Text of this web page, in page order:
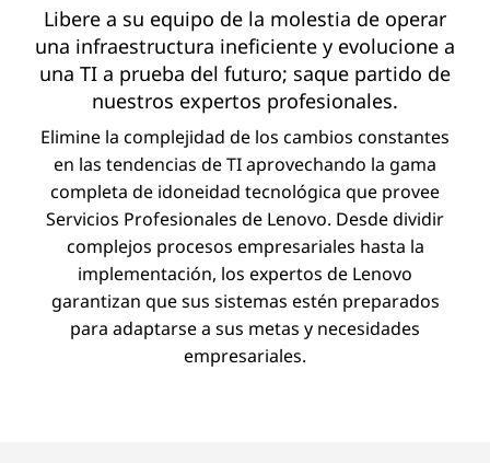
Libere a su equipo de la molestia de operar
una infraestructura ineficiente y evolucione a
una TI a prueba del futuro; saque partido de
nuestros expertos profesionales.
Elimine la complejidad de los cambios constantes
en las tendencias de TI aprovechando la gama
completa de idoneidad tecnológica que provee
Servicios Profesionales de Lenovo. Desde dividir
complejos procesos empresariales hasta la
implementación, los expertos de Lenovo
garantizan que sus sistemas estén preparados
para adaptarse a sus metas y necesidades
empresariales.